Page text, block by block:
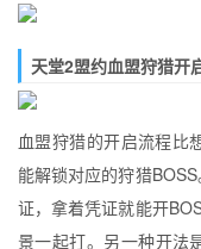
天堂2盟约血盟狩猎开
血盟狩猎的开启流程比
能解锁对应的狩猎
证，拿着凭证就能开
景一起打。另一种开